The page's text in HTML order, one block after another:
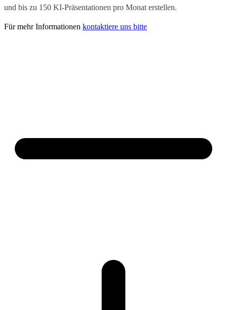
und bis zu 150 KI-Präsentationen pro Monat erstellen.
Für mehr Informationen kontaktiere uns bitte